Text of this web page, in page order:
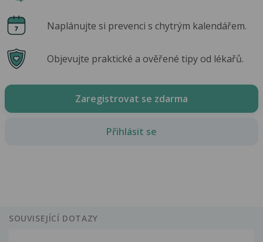
Naplánujte si prevenci s chytrým kalendářem.
Objevujte praktické a ověřené tipy od lékařů.
Zaregistrovat se zdarma
Přihlásit se
SOUVISEJÍCÍ DOTAZY